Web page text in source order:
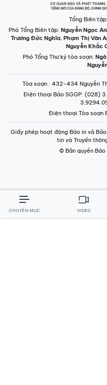
Tổng Biên
Phó Tổng Biên tập: Nguyễn Ngọc
Trương Đức Nghĩa, Phạm Thị Vân
Nguyễn Khắc
Phó Tổng Thư ký tòa soạn:
Tòa soạn : 432-434 Nguyễn
Điện thoại Báo SGGP: (028)
Điện thoại Tòa soạn
Giấy phép hoạt động Báo in và
tin và Truyền
© Bản quyền Báo
CHUYÊN MỤC VIDEO